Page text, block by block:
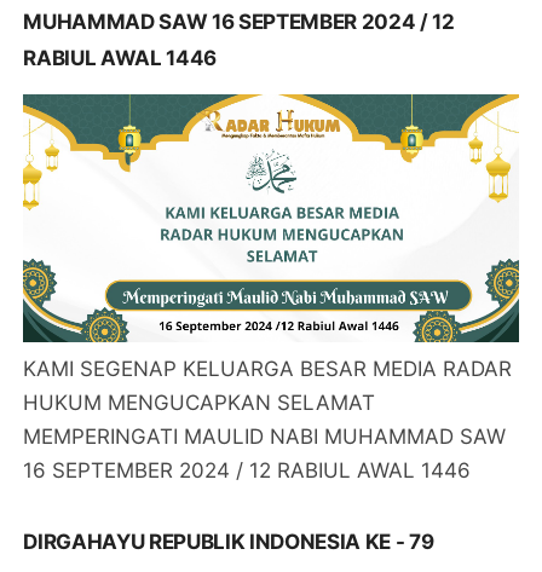
MUHAMMAD SAW 16 SEPTEMBER 2024 / 12
RABIUL AWAL 1446
KAMI SEGENAP KELUARGA BESAR MEDIA RADAR
HUKUM MENGUCAPKAN SELAMAT
MEMPERINGATI MAULID NABI MUHAMMAD SAW
16 SEPTEMBER 2024 / 12 RABIUL AWAL 1446
DIRGAHAYU REPUBLIK INDONESIA KE - 79